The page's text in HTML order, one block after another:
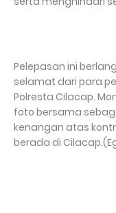
Pelepasan ini
selamat dari para
Polresta Cilacap.
foto bersama
kenangan atas
berada di